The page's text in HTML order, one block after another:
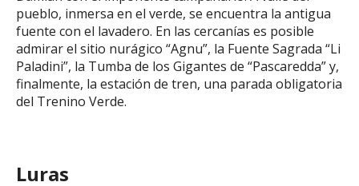
pueblo, inmersa en el verde, se encuentra la antigua
fuente con el lavadero. En las cercanías es posible
admirar el sitio nurágico “Agnu”, la Fuente Sagrada “Li
Paladini”, la Tumba de los Gigantes de “Pascaredda” y,
finalmente, la estación de tren, una parada obligatoria
del Trenino Verde.
Luras